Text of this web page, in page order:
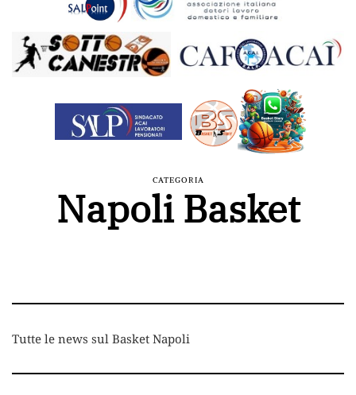
CATEGORIA
Napoli Basket
Tutte le news sul Basket Napoli